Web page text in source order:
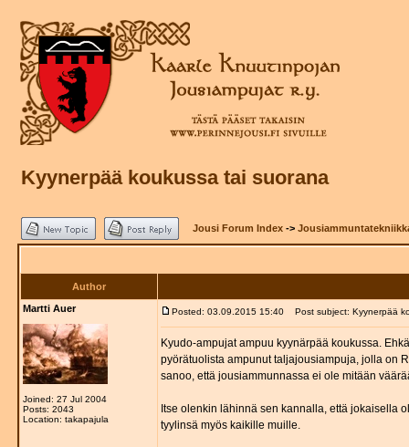
Kyynerpää koukussa tai suorana
Jousi Forum Index ->
Author
Martti Auer
Joined: 27 Jul 2004
Posts: 2043
Location: takapajula
Posted: 03.09.2015 15:40 Post subject: Kyynerpää
Kyudo-ampujat ampuu kyynärpää koukussa.
pyörätuolista ampunut taljajousiampuja, jolla on
sanoo, että jousiammunnassa ei ole mitään
Itse olenkin lähinnä sen kannalla, että jokaisella
tyylinsä myös kaikille muille.